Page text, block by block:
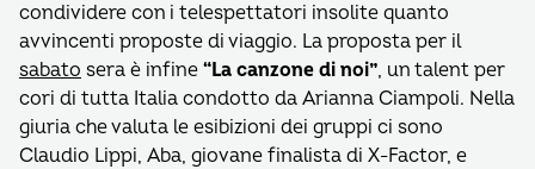
condividere con i telespettatori insolite quanto
avvincenti proposte di viaggio. La proposta per il
sabato sera è infine “La canzone di noi”, un talent per
cori di tutta Italia condotto da Arianna Ciampoli. Nella
giuria che valuta le esibizioni dei gruppi ci sono
Claudio Lippi, Aba, giovane finalista di X-Factor, e